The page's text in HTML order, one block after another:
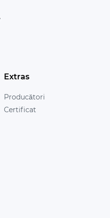
Extras
Producători
Certificat